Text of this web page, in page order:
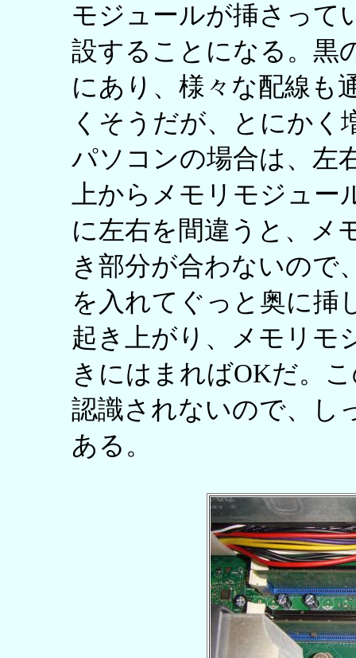
モジュールが挿さって
設することになる。黒
にあり、様々な配線も
くそうだが、とにかく
パソコンの場合は、左
上からメモリモジュ
に左右を間違うと、メ
き部分が合わないので
を入れてぐっと奥に挿
起き上がり、メモリモ
きにはまればOKだ。
認識されないので、し
ある。